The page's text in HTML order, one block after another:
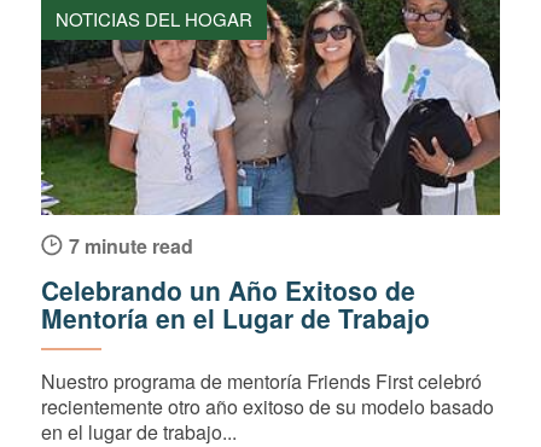
NOTICIAS DEL HOGAR
7 minute read
Celebrando un Año Exitoso de
Mentoría en el Lugar de Trabajo
Nuestro programa de mentoría Friends First celebró
recientemente otro año exitoso de su modelo basado
en el lugar de trabajo...